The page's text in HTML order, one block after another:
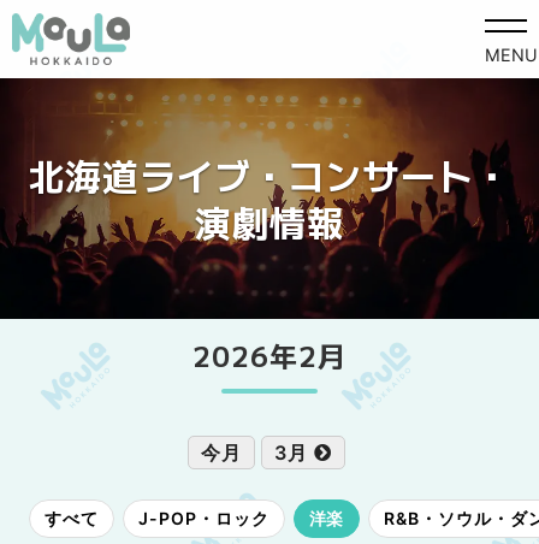
MENU
北海道ライブ・コンサート・
演劇情報
2026年2月
今月 3月
すべて J-POP・ロック 洋楽 R&B・ソウル・ダ